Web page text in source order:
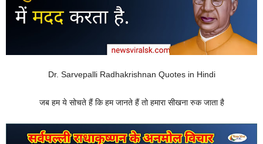
Dr. Sarvepalli Radhakrishnan Quotes in Hindi
जब हम ये सोचते हैं कि हम जानते हैं तो हमारा सीखना रुक जाता है